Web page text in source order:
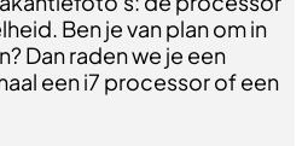
Ben je van plan om in
Dan raden we je een
een i7 processor of een